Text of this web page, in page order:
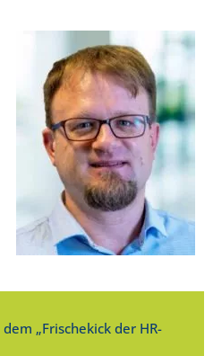
„Frischekick der HR-